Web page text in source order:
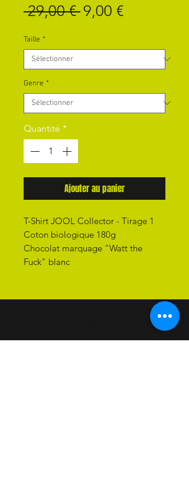
29,00 € Prix
9,00 €Prix
Taille *
Genre *
Quantité *
Ajouter au panier
T-Shirt JOOL Collector - Tirage 1
Coton biologique 180g
Chocolat marquage "Watt the
Fuck" blanc